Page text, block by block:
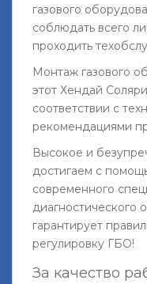
газового
соблюдать всего
проходить
Монтаж газового
этот Хендай
соответствии с
рекомендациями
Высокое и
достигаем с
современного
диагностического
гарантирует
регулировку ГБО!
За качество